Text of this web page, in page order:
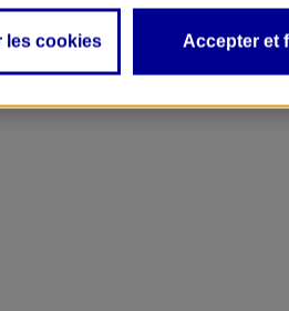
les cookies Accepter et